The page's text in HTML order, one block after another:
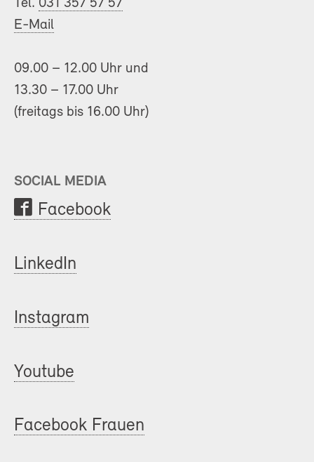
Tel. 031 357 57 57
E-Mail
09.00 – 12.00 Uhr und
13.30 – 17.00 Uhr
(freitags bis 16.00 Uhr)
SOCIAL MEDIA
Facebook
LinkedIn
Instagram
Youtube
Facebook Frauen